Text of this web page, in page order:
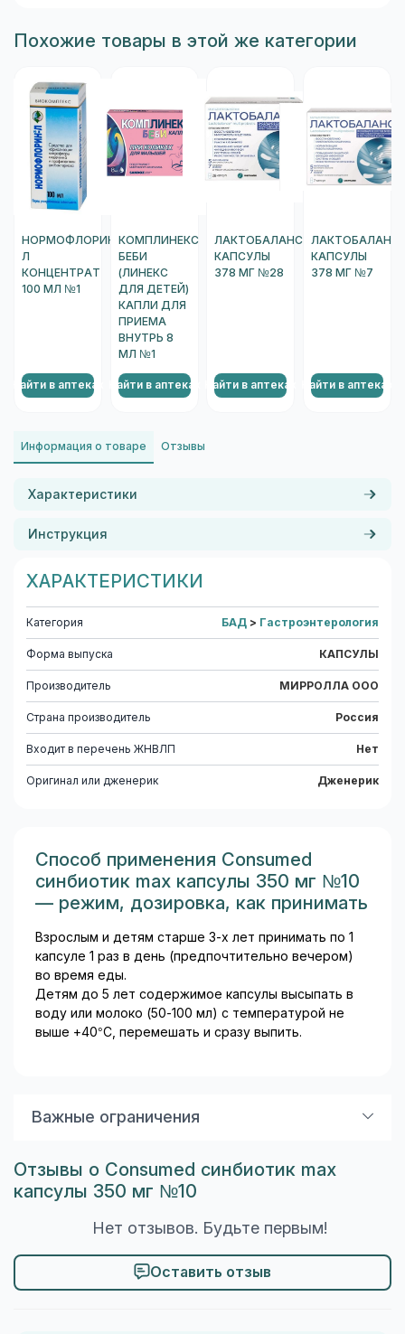
Похожие товары в этой же категории
НОРМОФЛОРИН-
Л
КОНЦЕНТРАТ
100 МЛ №1
Найти в аптеках
КОМПЛИНЕКС
БЕБИ
(ЛИНЕКС
ДЛЯ ДЕТЕЙ)
КАПЛИ ДЛЯ
ПРИЕМА
ВНУТРЬ 8
МЛ №1
Найти в аптеках
ЛАКТОБАЛАНС
КАПСУЛЫ
378 МГ №28
Найти в аптеках
ЛАКТОБАЛАНС
КАПСУЛЫ
378 МГ №7
Найти в аптеках
Информация о товаре Отзывы
Характеристики
Инструкция
ХАРАКТЕРИСТИКИ
Категория БАД > Гастроэнтерология
Форма выпуска КАПСУЛЫ
Производитель МИРРОЛЛА ООО
Страна производитель Россия
Входит в перечень ЖНВЛП Нет
Оригинал или дженерик Дженерик
Способ применения Consumed
синбиотик max капсулы 350 мг №10
— режим, дозировка, как принимать
Взрослым и детям старше 3-х лет принимать по 1
капсуле 1 раз в день (предпочтительно вечером)
во время еды.
Детям до 5 лет содержимое капсулы высыпать в
воду или молоко (50-100 мл) с температурой не
выше +40°С, перемешать и сразу выпить.
Важные ограничения
Взрослым и детям старше 3-х лет принимать по 1
капсуле 1 раз в день (предпочтительно вечером) во
Детям до 5 лет содержимое капсулы высыпать в
выше +40°С, перемешать и сразу выпить.
Отзывы о Consumed синбиотик max
капсулы 350 мг №10
Нет отзывов. Будьте первым!
Оставить отзыв